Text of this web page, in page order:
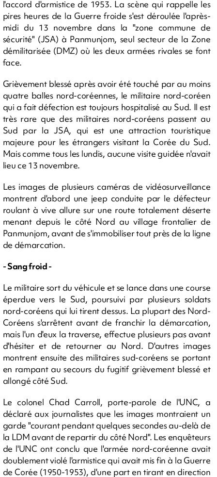
l'accord d'armistice de 1953. La scène qui rappelle les
pires heures de la Guerre froide s'est déroulée l'après-
midi du 13 novembre dans la "zone commune de
sécurité" (JSA) à Panmunjom, seul secteur de la Zone
démilitarisée (DMZ) où les deux armées rivales se font
face.
Grièvement blessé après avoir été touché par au moins
quatre balles nord-coréennes, le militaire nord-coréen
qui a fait défection est toujours hospitalisé au Sud. Il est
très rare que des militaires nord-coréens passent au
Sud par la JSA, qui est une attraction touristique
majeure pour les étrangers visitant la Corée du Sud.
Mais comme tous les lundis, aucune visite guidée n'avait
lieu ce 13 novembre.
Les images de plusieurs caméras de vidéosurveillance
montrent d'abord une jeep conduite par le défecteur
roulant à vive allure sur une route totalement déserte
menant depuis le côté Nord au village frontalier de
Panmunjom, avant de s'immobiliser tout près de la ligne
de démarcation.
- Sang froid -
Le militaire sort du véhicule et se lance dans une course
éperdue vers le Sud, poursuivi par plusieurs soldats
nord-coréens qui lui tirent dessus. La plupart des Nord-
Coréens s'arrêtent avant de franchir la démarcation,
mais l'un d'eux la traverse, effectue plusieurs pas avant
d'hésiter et de retourner au Nord. D'autres images
montrent ensuite des militaires sud-coréens se portant
en rampant au secours du fugitif grièvement blessé et
allongé côté Sud.
Le colonel Chad Carroll, porte-parole de l'UNC, a
déclaré aux journalistes que les images montraient un
garde "courant pendant quelques secondes au-delà de
la LDM avant de repartir du côté Nord". Les enquêteurs
de l'UNC ont conclu que l'armée nord-coréenne avait
doublement violé l'armistice qui avait mis fin à la Guerre
de Corée (1950-1953), d'une part en tirant en direction